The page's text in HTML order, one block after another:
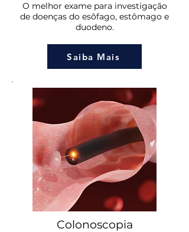
O melhor exame para investigação
de doenças do esôfago, estômago e
duodeno.
Saiba Mais
Colonoscopia